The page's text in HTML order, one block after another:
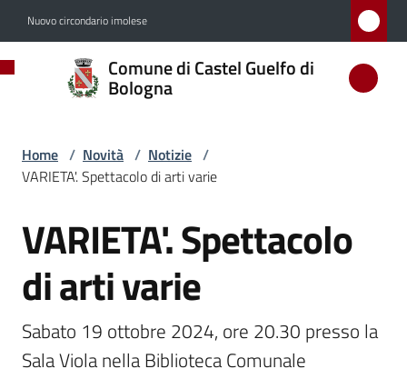
Nuovo circondario imolese
Comune di Castel Guelfo di
Bologna
Comune
di
Guelfo
di
Amministrazione
Novità
Menu selezionato
Home / Novità / Notizie /
VARIETA'. Spettacolo di arti varie
Salta al contenuto
VARIETA'. Spettacolo
di arti varie
Sabato 19 ottobre 2024, ore 20.30 presso la
Sala Viola nella Biblioteca Comunale